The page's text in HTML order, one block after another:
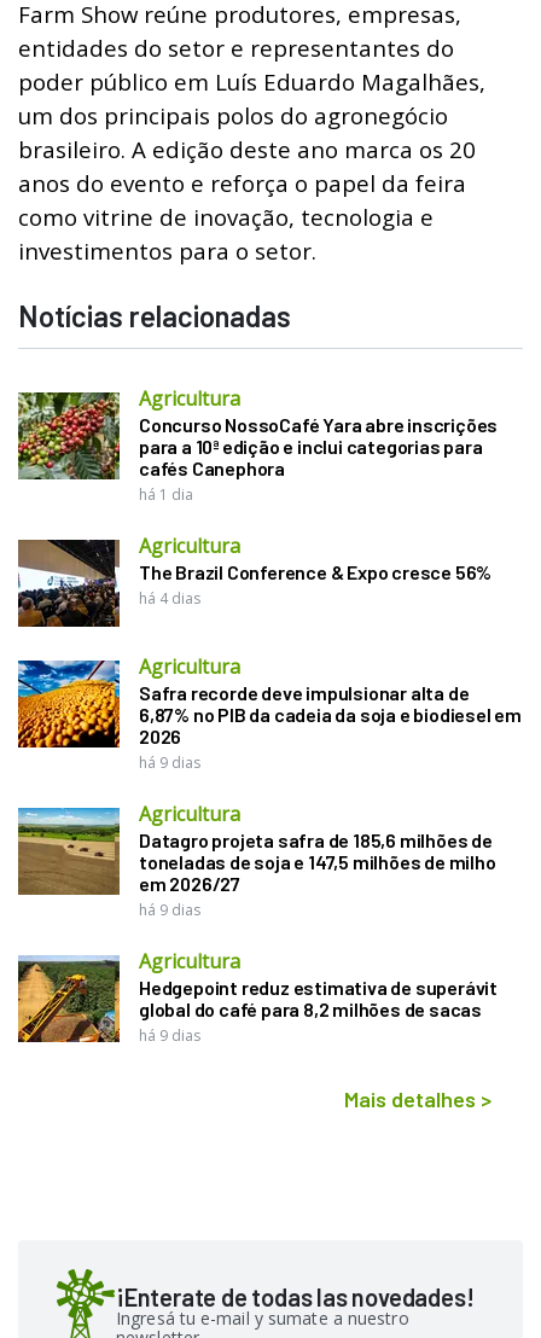
Farm Show reúne produtores, empresas,
entidades do setor e representantes do
poder público em Luís Eduardo Magalhães,
um dos principais polos do agronegócio
brasileiro. A edição deste ano marca os 20
anos do evento e reforça o papel da feira
como vitrine de inovação, tecnologia e
investimentos para o setor.
Notícias relacionadas
Agricultura
Concurso NossoCafé Yara abre inscrições
para a 10ª edição e inclui categorias para
cafés Canephora
há 1 dia
Agricultura
The Brazil Conference & Expo cresce 56%
há 4 dias
Agricultura
Safra recorde deve impulsionar alta de
6,87% no PIB da cadeia da soja e biodiesel em
2026
há 9 dias
Agricultura
Datagro projeta safra de 185,6 milhões de
toneladas de soja e 147,5 milhões de milho
em 2026/27
há 9 dias
Agricultura
Hedgepoint reduz estimativa de superávit
global do café para 8,2 milhões de sacas
há 9 dias
Mais detalhes >
¡Enterate de todas las novedades!
Ingresá tu e-mail y sumate a nuestro